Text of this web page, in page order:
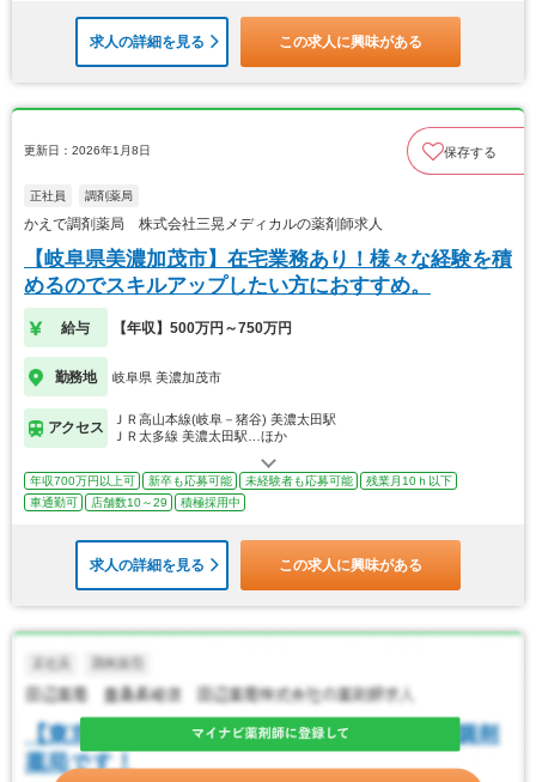
求人の詳細を見る この求人に興味がある
更新日：2026年1月8日 保存する
正社員 調剤薬局
かえで調剤薬局 株式会社三晃メディカルの薬剤師求人
【岐阜県美濃加茂市】在宅業務あり！様々な経験を積
めるのでスキルアップしたい方におすすめ。
給与 【年収】500万円～750万円
勤務地 岐阜県 美濃加茂市
アクセス
ＪＲ高山本線(岐阜－猪谷) 美濃太田駅
ＪＲ太多線 美濃太田駅…ほか
年収700万円以上可 新卒も応募可能 未経験者も応募可能
残業月10ｈ以下
車通勤可
店舗数10～29 積極採用中
求人の詳細を見る この求人に興味がある